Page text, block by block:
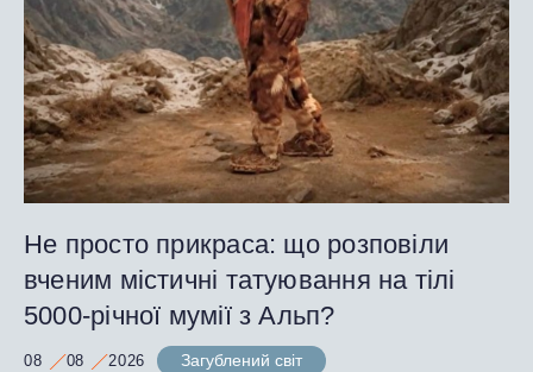
Не просто прикраса: що розповіли
вченим містичні татуювання на тілі
5000-річної мумії з Альп?
08 08 2026
Загублений світ